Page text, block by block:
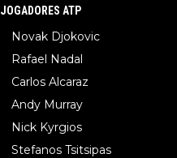
JOGADORES ATP
Novak Djokovic
Rafael Nadal
Carlos Alcaraz
Andy Murray
Nick Kyrgios
Stefanos Tsitsipas